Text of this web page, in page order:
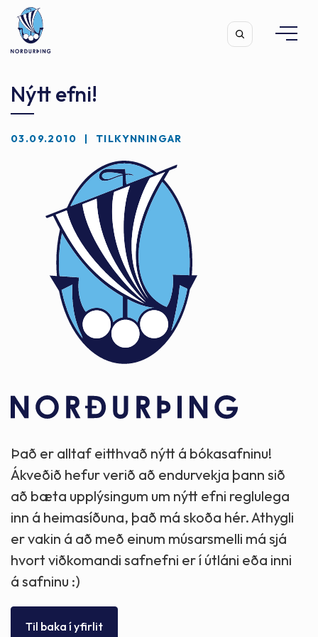
Leita
Nýtt efni!
03.09.2010 TILKYNNINGAR
Það er alltaf eitthvað nýtt á bókasafninu!
Ákveðið hefur verið að endurvekja þann sið
að bæta upplýsingum um nýtt efni reglulega
inn á heimasíðuna, það má skoða hér. Athygli
er vakin á að með einum músarsmelli má sjá
hvort viðkomandi safnefni er í útláni eða inni
á safninu :)
Til baka í yfirlit